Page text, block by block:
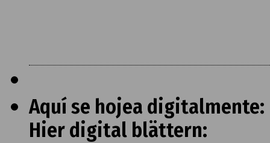
Aquí se hojea digitalmente:
Hier digital blättern: